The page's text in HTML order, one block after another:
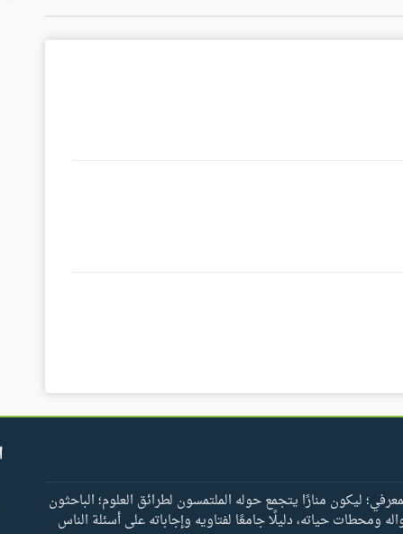
ليكون منارًا يتجمع حوله الملتمسون لطرائق العلوم؛ الباحثون
ومحطات حياته، دليلًا جامعًا لفتاويه وإجاباته على أسئلة الناس